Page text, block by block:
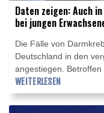
Daten zeigen: Auch
bei jungen
Die Fälle von
Deutschland in den
angestiegen. Betroffen
und 39 Jahren, wie
(DKFZ) in Heidelberg
56.000 neuen
WEITERLESEN